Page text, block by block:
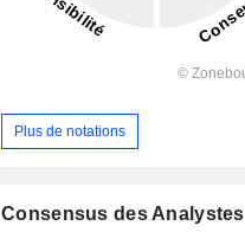
Plus de notations
Consensus des Analystes